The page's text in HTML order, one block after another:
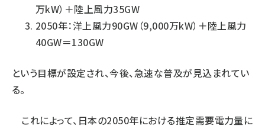
万kW）＋陸上風力35GW
2050年：洋上風力90GW（9,000万kW）＋陸上風力
40GW＝130GW
という目標が設定され、今後、急速な普及が見込まれてい
る。
これによって、日本の2050年における推定需要電力量に